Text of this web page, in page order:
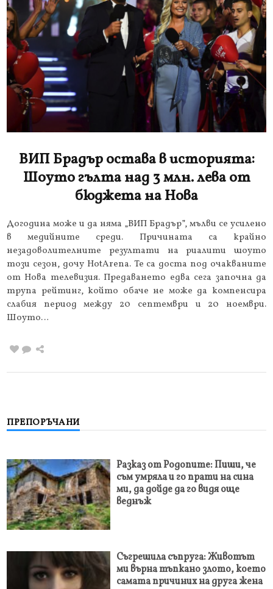
ВИП Брадър остава в историята:
Шоуто гълта над 3 млн. лева от
бюджета на Нова
Догодина може и да няма „ВИП Брадър”, мълви се усилено
в медийните среди. Причината са крайно
незадоволителните резултати на риалити шоуто
този сезон, дочу HotArena. Те са доста под очакваните
от Нова телевизия. Предаването едва сега започна да
трупа рейтинг, който обаче не може да компенсира
слабия период между 20 септември и 20 ноември.
Шоуто…
ПРЕПОРЪЧАНИ
Разказ от Родопите: Пиши, че
съм умряла и го прати на сина
ми, да дойде да го видя още
веднъж
Съгрешила съпруга: Животът
ми върна тъпкано злото, което
самата причиних на друга жена